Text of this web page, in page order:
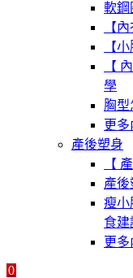
軟鋼
【
【
【
學
胸型
更
產後塑身
【
產後
瘦小
食建
更
0